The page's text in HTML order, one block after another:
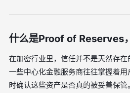
什么是Proof of Reserves
在加密行业里，信任并不是天然存
一些中心化金融服务商往往掌握着
时确认这些资产是否真的被妥善保管。